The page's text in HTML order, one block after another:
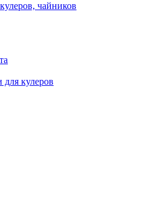
чайников
для кулеров